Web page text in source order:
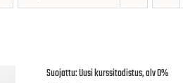
Suojattu: Uusi kurssitodistus, alv 0%